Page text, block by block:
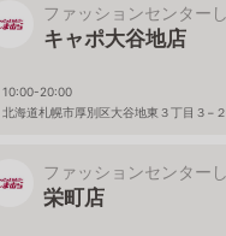
ファッションセンター
キャポ大谷地店
10:00-20:00
北海道札幌市厚別区大谷地東３丁目３−
ファッションセンター
栄町店